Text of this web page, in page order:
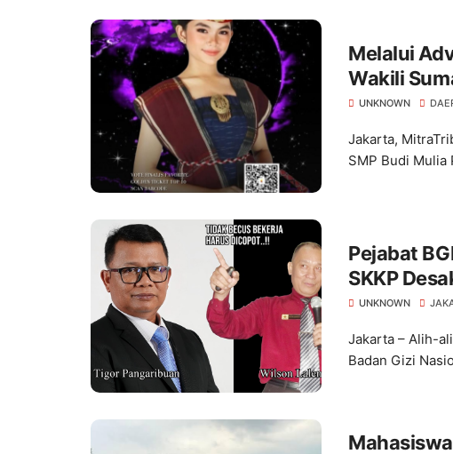
Melalui
Wakili
Indonesia
UNKNOWN
Jakarta,
SMP Budi Mulia
Pejabat
SKKP
UNKNOWN
Jakarta – Alih-
Badan Gizi